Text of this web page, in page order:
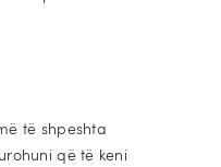
të shpeshta
që të keni